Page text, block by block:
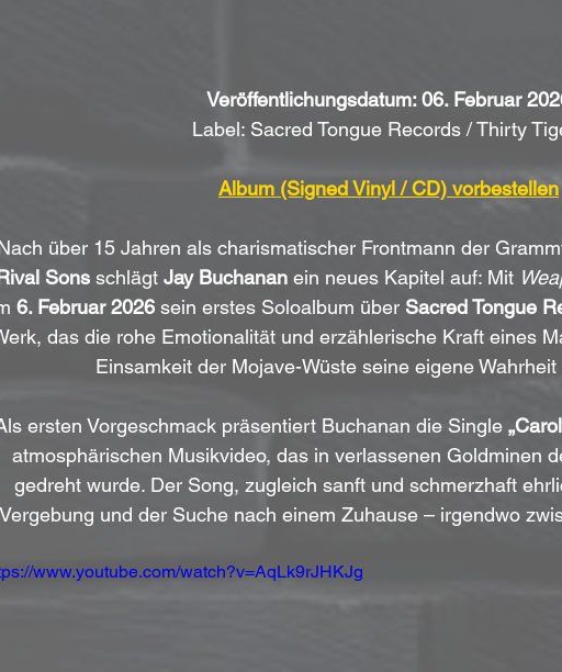
Veröffentlichungsdatum: 06. Februar
Label: Sacred Tongue Records / Thirty
Album (Signed Vinyl / CD) vorbestellen
über 15 Jahren als charismatischer Frontmann der
Sons schlägt Jay Buchanan ein neues Kapitel auf: Mit
6. Februar 2026 sein erstes Soloalbum über Sacred Tongue
das die rohe Emotionalität und erzählerische Kraft eines
Einsamkeit der Mojave-Wüste seine eigene
ersten Vorgeschmack präsentiert Buchanan die Single
atmosphärischen Musikvideo, das in verlassenen Goldminen
gedreht wurde. Der Song, zugleich sanft und schmerzhaft
Vergebung und der Suche nach einem Zuhause – irgendwo
www.youtube.com/watch?v=AqLk9rJHKJg